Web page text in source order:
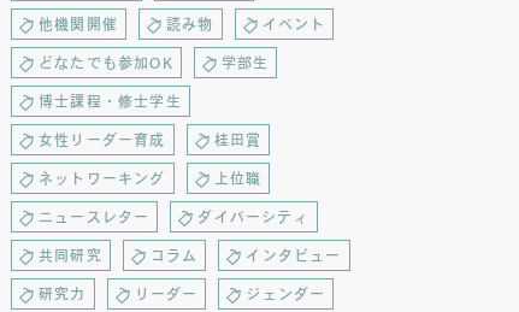
他機関開催 読み物 イベント
どなたでも参加OK 学部生
博士課程・修士学生
女性リーダー育成 桂田賞
ネットワーキング 上位職
ニュースレター ダイバーシティ
共同研究 コラム インタビュー
研究力 リーダー ジェンダー